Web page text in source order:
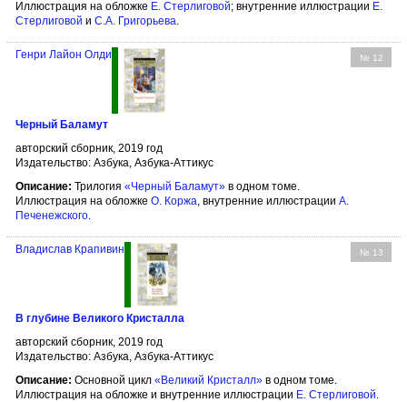
Иллюстрация на обложке Е. Стерлиговой; внутренние иллюстрации Е.
Стерлиговой и С.А. Григорьева.
№ 12
Генри Лайон Олди
Черный Баламут
авторский сборник, 2019 год
Издательство: Азбука, Азбука-Аттикус
Описание: Трилогия «Черный Баламут» в одном томе.
Иллюстрация на обложке О. Коржа , внутренние иллюстрации А.
Печенежского
№ 13
Владислав Крапивин
В глубине Великого Кристалла
авторский сборник, 2019 год
Издательство: Азбука, Азбука-Аттикус
Описание: Основной цикл «Великий Кристалл» в одном томе.
Иллюстрация на обложке и внутренние иллюстрации Е. Стерлиговой